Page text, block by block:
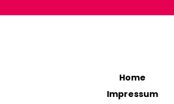
Home
Impressum